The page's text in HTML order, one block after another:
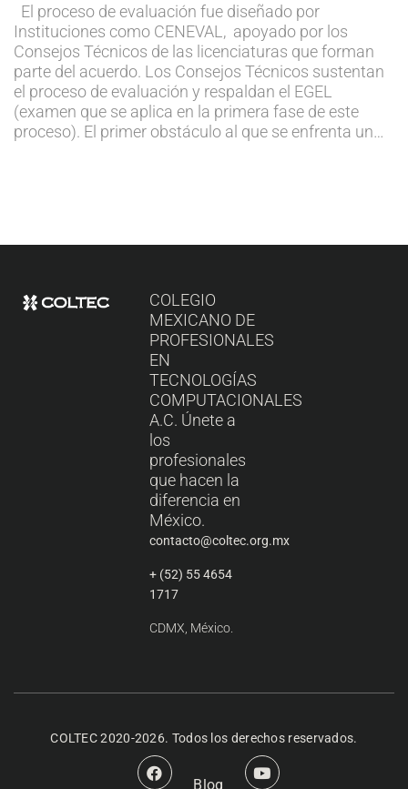
El proceso de evaluación fue diseñado por
Instituciones como CENEVAL, apoyado por los
Consejos Técnicos de las licenciaturas que forman
parte del acuerdo. Los Consejos Técnicos sustentan
el proceso de evaluación y respaldan el EGEL
(examen que se aplica en la primera fase de este
proceso). El primer obstáculo al que se enfrenta un…
COLEGIO
MEXICANO DE
PROFESIONALES
EN
TECNOLOGÍAS
COMPUTACIONALES
A.C. Únete a
los
profesionales
que hacen la
diferencia en
México.
contacto@coltec.org.mx
+ (52) 55 4654
1717
CDMX, México.
COLTEC 2020-2026. Todos los derechos reservados.
Blog